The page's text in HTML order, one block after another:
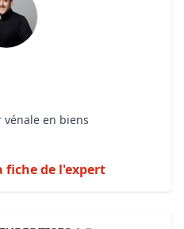
en biens
fiche de l'expert